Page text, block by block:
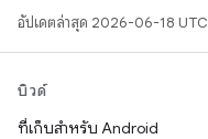
อัปเดตล่าสุด 2026-06-18 UTC
บิวด์
ที่เก็บสำหรับ Android